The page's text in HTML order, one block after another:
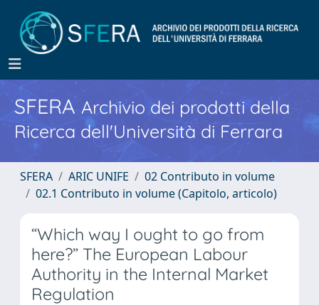
SFERA Archivio dei prodotti della
Ricerca dell'Università di Ferrara
SFERA ARIC UNIFE
02 Contributo in volume
02.1 Contributo in volume (Capitolo, articolo)
“Which way I ought to go from
here?” The European Labour
Authority in the Internal Market
Regulation